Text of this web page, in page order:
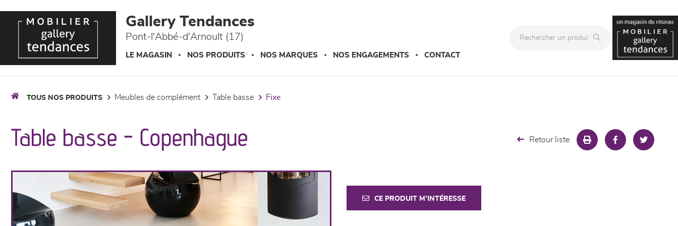
Gallery Tendances
Pont-l'Abbé-d'Arnoult (17)
LE MAGASIN NOS PRODUITS NOS MARQUES NOS ENGAGEMENTS CONTACT
TOUS NOS PRODUITS meubles de complément table basse fixe
Table basse - Copenhague Retour liste
CE PRODUIT M'INTÉRESSE